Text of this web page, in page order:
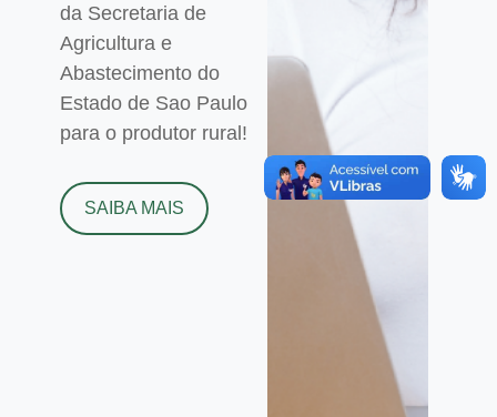
da Secretaria de
Agricultura e
Abastecimento do
Estado de Sao Paulo
para o produtor rural!
SAIBA MAIS